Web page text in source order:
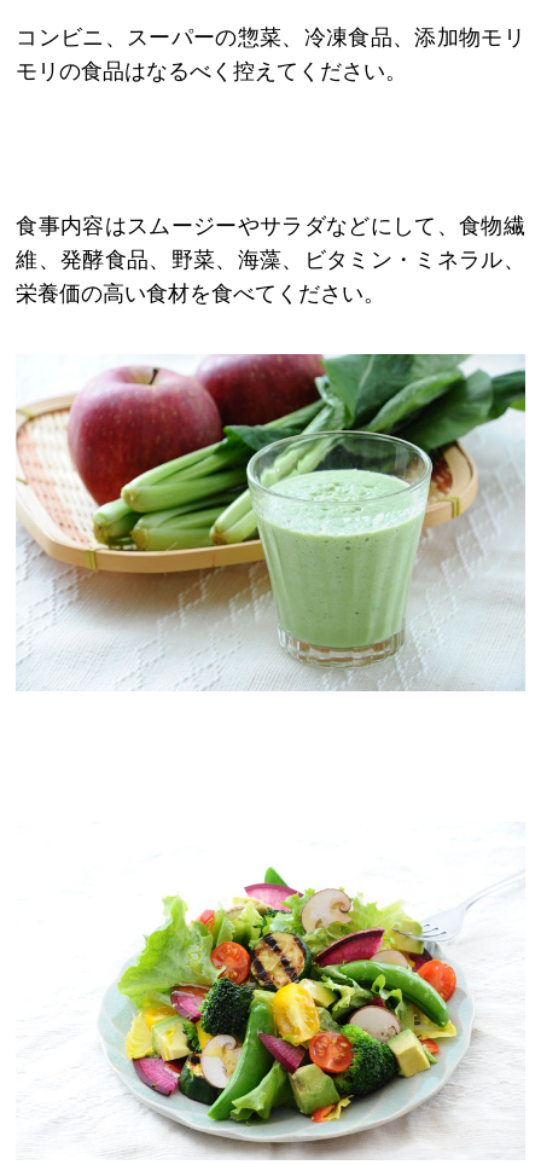
コンビニ、スーパーの惣菜、冷凍食品、添加物モリ
モリの食品はなるべく控えてください。
食事内容はスムージーやサラダなどにして、食物繊
維、発酵食品、野菜、海藻、ビタミン・ミネラル、
栄養価の高い食材を食べてください。